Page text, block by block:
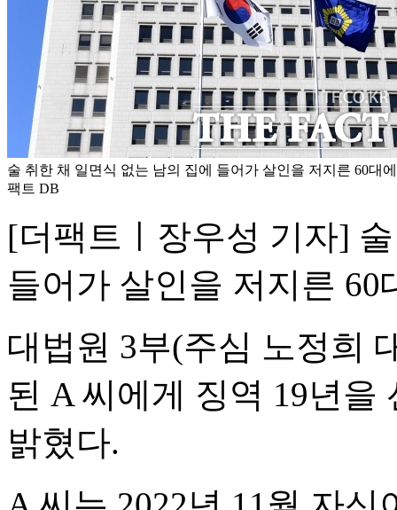
술 취한 채 일면식 없는 남의 집에 들어가 살인을 저지른 60대
팩트 DB
[더팩트ㅣ장우성 기자]
들어가 살인을 저지른
대법원 3부(주심 노정희
된 A 씨에게 징역 19년을
밝혔다.